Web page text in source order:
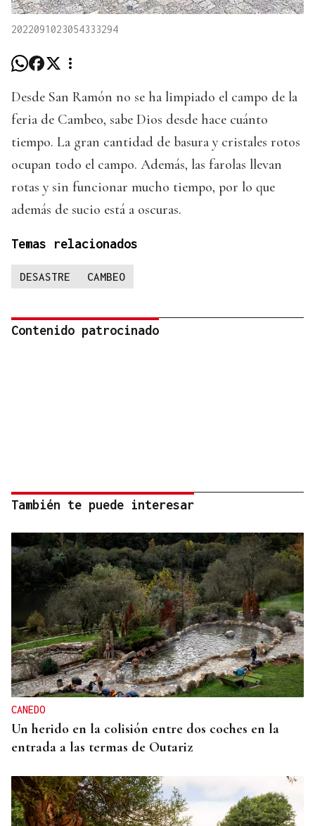
2022091023054333294
Desde San Ramón no se ha limpiado el campo de la
feria de Cambeo, sabe Dios desde hace cuánto
tiempo. La gran cantidad de basura y cristales rotos
ocupan todo el campo. Además, las farolas llevan
rotas y sin funcionar mucho tiempo, por lo que
además de sucio está a oscuras.
Temas relacionados
DESASTRE CAMBEO
Contenido patrocinado
También te puede interesar
CANEDO
Un herido en la colisión entre dos coches en la
entrada a las termas de Outariz